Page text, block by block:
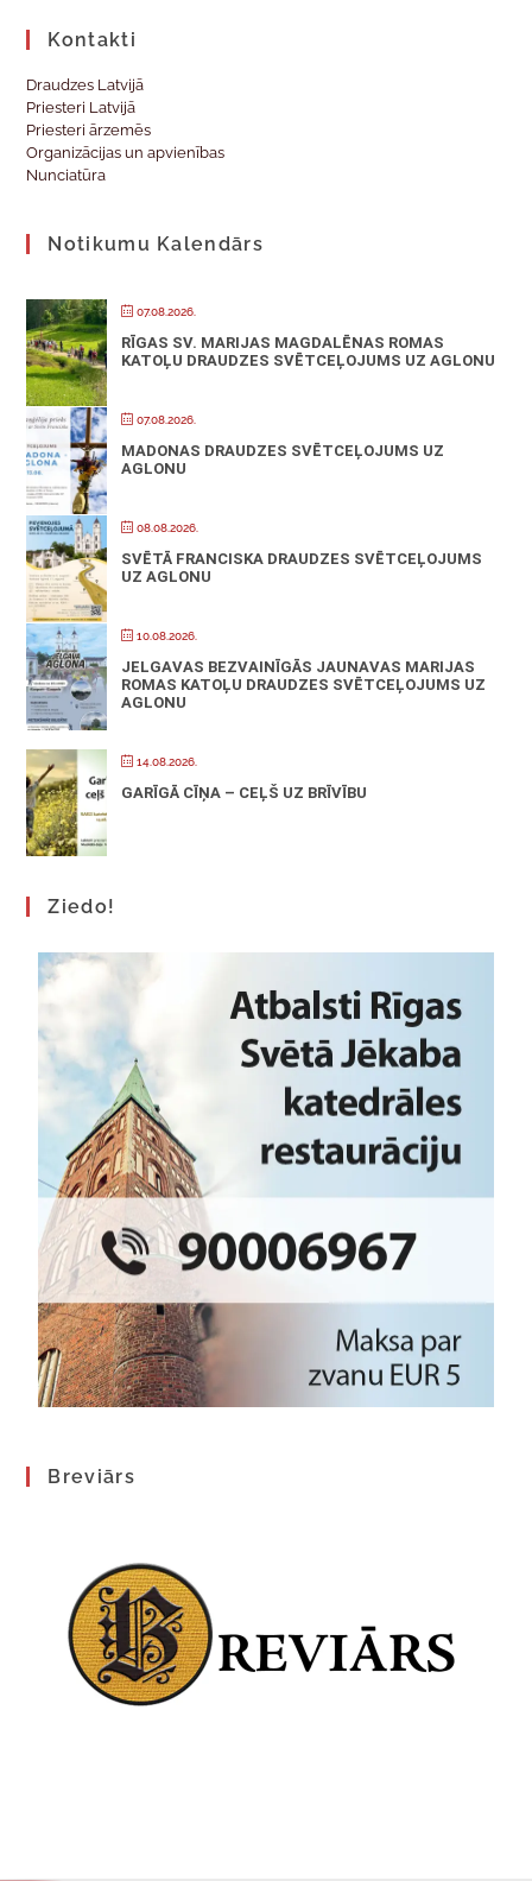
Kontakti
Draudzes Latvijā
Priesteri Latvijā
Priesteri ārzemēs
Organizācijas un apvienības
Nunciatūra
Notikumu Kalendārs
07.08.2026.
RĪGAS SV. MARIJAS MAGDALĒNAS ROMAS
KATOĻU DRAUDZES SVĒTCEĻOJUMS UZ AGLONU
07.08.2026.
MADONAS DRAUDZES SVĒTCEĻOJUMS UZ
AGLONU
08.08.2026.
SVĒTĀ FRANCISKA DRAUDZES SVĒTCEĻOJUMS
UZ AGLONU
10.08.2026.
JELGAVAS BEZVAINĪGĀS JAUNAVAS MARIJAS
ROMAS KATOĻU DRAUDZES SVĒTCEĻOJUMS UZ
AGLONU
14.08.2026.
GARĪGĀ CĪŅA – CEĻŠ UZ BRĪVĪBU
Ziedo!
Breviārs